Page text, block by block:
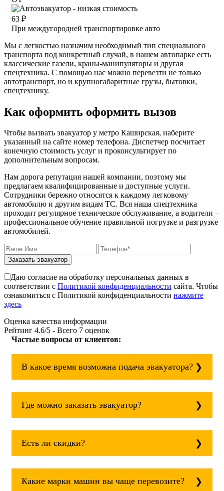
63 ₽
При междугородней транспортировке авто
Мы с легкостью назначим необходимый тип специального
транспорта под конкретный случай, в нашем автопарке есть
классические газели, краны-манипуляторы и другая
спецтехника. С помощью нас можно перевезти не только
автотранспорт, но и крупногабаритные грузы, бытовки,
спецтехнику.
Как оформить оформить вызов
Чтобы вызвать эвакуатор у метро Каширская, наберите
указанный на сайте номер телефона. Диспетчер посчитает
конечную стоимость услуг и проконсультирует по
дополнительным вопросам.
Нам дорога репутация нашей компании, поэтому мы
предлагаем квалифицированные и доступные услуги.
Сотрудники бережно относятся к каждому легковому
автомобилю и другим видам ТС. Вся наша спецтехника
проходит регулярное техническое обслуживание, а водители –
профессиональное обучение правильной погрузке и разгрузке
автомобилей.
Заказать эвакуатор
Даю согласие на обработку персональных данных в
соответствии с Политикой конфиденциальности сайта. Чтобы
ознакомиться с Политикой конфиденциальности нажмите
здесь
Оценка качества информации
Рейтинг 4.6/5 - Всего 7 оценок
Частые вопросы от клиентов:
В какое время возможна подача эвакуатора?
время. Каширская всегда рядом!
Где можно заказать эвакуатор?
на любое расстояние звоните
Есть ли скидки?
можно получить дешево и быстро
Какие марки машин вы чаще перевозите?